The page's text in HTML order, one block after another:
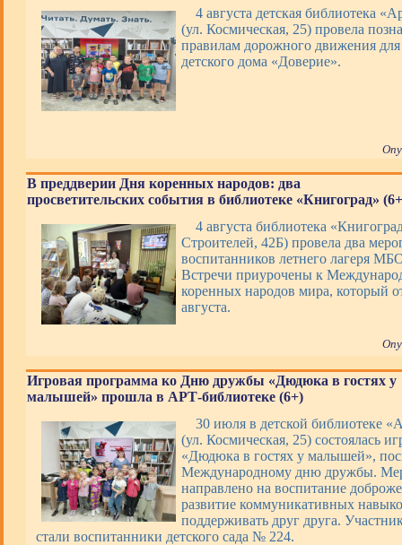
4 августа детская библиотека
(ул. Космическая, 25) провела
правилам дорожного движения
детского дома «Доверие».
В преддверии Дня коренных народов: два
просветительских события в библиотеке «Книгоград»
4 августа библиотека
Строителей, 42Б) провела два
воспитанников летнего лагеря
Встречи приурочены к
коренных народов мира, который
августа.
Игровая программа ко Дню дружбы «Дюдюка в гостях у
малышей» прошла в АРТ-библиотеке (6+)
30 июля в детской библиотеке
(ул. Космическая, 25) состоялась
«Дюдюка в гостях у малышей»,
Международному дню дружбы.
направлено на воспитание
развитие коммуникативных
поддерживать друг друга.
стали воспитанники детского сада № 224.